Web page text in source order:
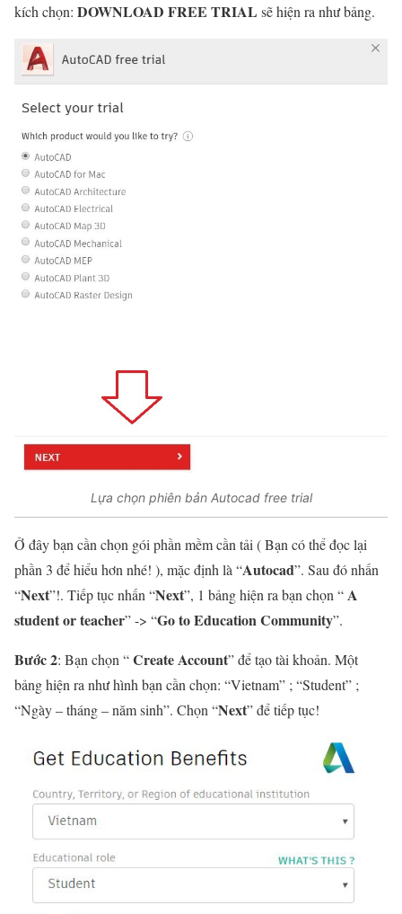
kích chọn: DOWNLOAD FREE TRIAL sẽ hiện ra như bảng.
Lựa chọn phiên bản Autocad free trial
Ở đây bạn cần chọn gói phần mềm cần tải ( Bạn có thể đọc lại
phần 3 để hiểu hơn nhé! ), mặc định là “Autocad”. Sau đó nhấn
“Next”!. Tiếp tục nhấn “Next”, 1 bảng hiện ra bạn chọn “ A
student or teacher” -> “Go to Education Community”.
Bước 2: Bạn chọn “Create Account” để tạo tài khoản. Một
bảng hiện ra như hình bạn cần chọn: “Vietnam” ; “Student” ;
“Ngày – tháng – năm sinh”. Chọn “Next” để tiếp tục!